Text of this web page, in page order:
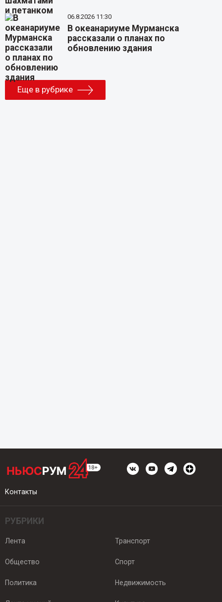
06.8.2026 11:30
В океанариуме Мурманска
рассказали о планах по
обновлению здания
Еще в рубрике
Контакты
РУБРИКИ
Лента
Общество
Политика
Транспорт
Спорт
Недвижимость